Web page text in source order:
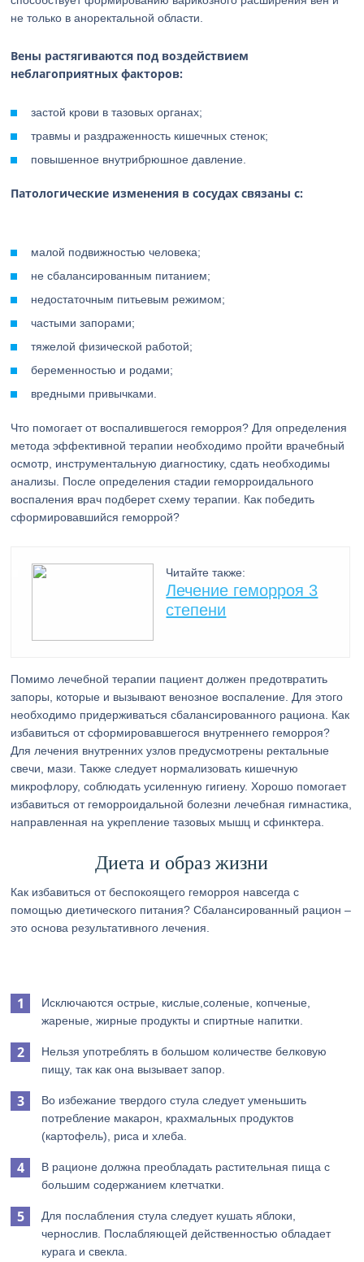
не только в аноректальной области.
Вены растягиваются под воздействием
неблагоприятных факторов:
застой крови в тазовых органах;
травмы и раздраженность кишечных стенок;
повышенное внутрибрюшное давление.
Патологические изменения в сосудах связаны с:
малой подвижностью человека;
не сбалансированным питанием;
недостаточным питьевым режимом;
частыми запорами;
тяжелой физической работой;
беременностью и родами;
вредными привычками.
Что помогает от воспалившегося геморроя? Для определения
метода эффективной терапии необходимо пройти врачебный
осмотр, инструментальную диагностику, сдать необходимы
анализы. После определения стадии геморроидального
воспаления врач подберет схему терапии. Как победить
сформировавшийся геморрой?
Читайте также:
Лечение геморроя 3
степени
Помимо лечебной терапии пациент должен предотвратить
запоры, которые и вызывают венозное воспаление. Для этого
необходимо придерживаться сбалансированного рациона. Как
избавиться от сформировавшегося внутреннего геморроя?
Для лечения внутренних узлов предусмотрены ректальные
свечи, мази. Также следует нормализовать кишечную
микрофлору, соблюдать усиленную гигиену. Хорошо помогает
избавиться от геморроидальной болезни лечебная гимнастика,
направленная на укрепление тазовых мышц и сфинктера.
Диета и образ жизни
Как избавиться от беспокоящего геморроя навсегда с
помощью диетического питания? Сбалансированный рацион –
это основа результативного лечения.
Исключаются острые, кислые,соленые, копченые,
жареные, жирные продукты и спиртные напитки.
Нельзя употреблять в большом количестве белковую
пищу, так как она вызывает запор.
Во избежание твердого стула следует уменьшить
потребление макарон, крахмальных продуктов
(картофель), риса и хлеба.
В рационе должна преобладать растительная пища с
большим содержанием клетчатки.
Для послабления стула следует кушать яблоки,
чернослив. Послабляющей действенностью обладает
курага и свекла.